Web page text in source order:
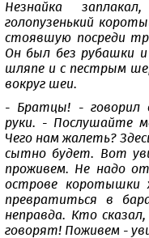
Незнайка
голопузенький
стоявшую посреди
Он был без рубашки
шляпе и с пестрым
вокруг шеи.
- Братцы! - говорил
руки. - Послушайте
Чего нам жалеть?
сытно будет. Вот
проживем. Не надо
острове
превратиться в
неправда. Кто
говорят! Поживем -